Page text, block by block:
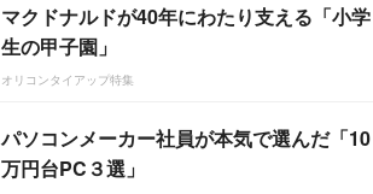
マクドナルドが40年にわたり支える「小学
生の甲子園」
オリコンタイアップ特集
パソコンメーカー社員が本気で選んだ「10
万円台PC３選」